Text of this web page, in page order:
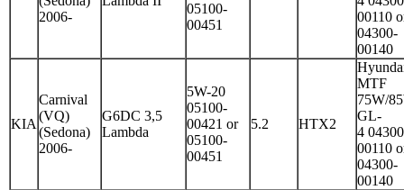
2006-
05100-
00451
00110
04300-
00140
KIA
Carnival
(VQ)
(Sedona)
2006-
G6DC 3,5
Lambda
5W-20
05100-
00421 or
05100-
00451
5.2 HTX2
MTF
75W/
GL-
4
00110
04300-
00140